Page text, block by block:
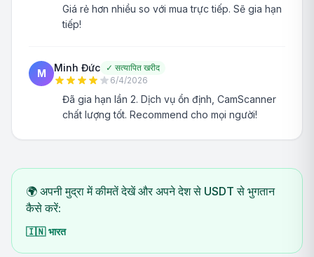
Giá rẻ hơn nhiều so với mua trực tiếp. Sẽ gia hạn
tiếp!
M Minh Đức ✓ सत्यापित खरीद
6/4/2026
Đã gia hạn lần 2. Dịch vụ ổn định, CamScanner
chất lượng tốt. Recommend cho mọi người!
🌍 अपनी मुद्रा में कीमतें देखें और अपने देश से USDT से भुगतान
कैसे करें:
🇮🇳 भारत